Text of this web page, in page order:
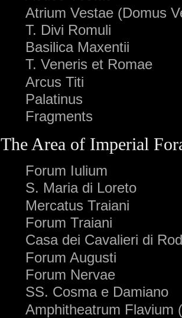
Atrium Vestae (Domus
T. Divi Romuli
Basilica Maxentii
T. Veneris et Romae
Arcus Titi
Palatinus
Fragments
The Area of Imperial
Forum Iulium
S. Maria di Loreto
Mercatus Traiani
Forum Traiani
Casa dei Cavalieri di
Forum Augusti
Forum Nervae
SS. Cosma e Damiano
Amphitheatrum Flavium